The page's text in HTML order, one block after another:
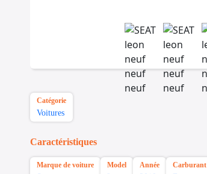
Catégorie
Voitures
Caractéristiques
Marque de voiture Model Année Carburant